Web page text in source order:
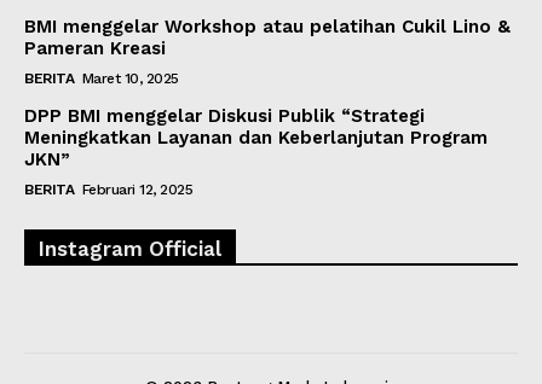
BMI menggelar Workshop atau pelatihan Cukil Lino &
Pameran Kreasi
BERITA Maret 10, 2025
DPP BMI menggelar Diskusi Publik “Strategi
Meningkatkan Layanan dan Keberlanjutan Program
JKN”
BERITA Februari 12, 2025
Instagram Official